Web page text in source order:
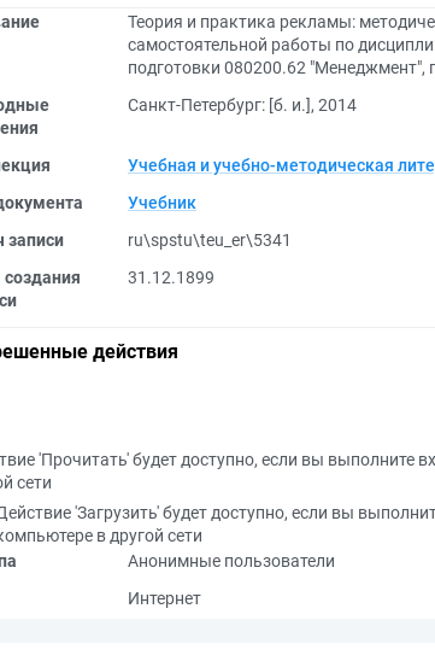
Теория и практика рекламы:
самостоятельной работы по
подготовки 080200.62 "Менеджмент",
Санкт-Петербург: [б. и.], 2014
Учебная и учебно-методическая
Учебник
записи
ru\spstu\teu_er\5341
создания
31.12.1899
действия
'Прочитать' будет доступно, если вы выполните
сети
'Загрузить' будет доступно, если вы
в другой сети
Анонимные пользователи
Интернет